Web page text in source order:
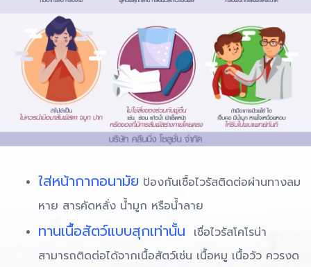
ใส่หน้ากากอนามัย ป้องกันเชื้อไวรัสติดต่อผ่านทางลม
หาย สารคัดหลั่ง น้ำมูก หรือน้ำลาย
ทานเนื้อสัตว์แบบสุกเท่านั้น เชื่อไวรัสโคโรน่า
สามารถติดต่อได้จากเนื้อสัตว์เช่น เนื้อหมู เนื้อวัว ควรงด